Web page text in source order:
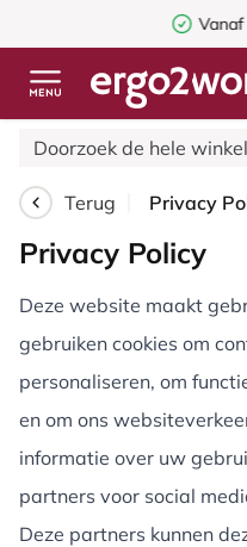
Vanaf €
Terug Privacy
Privacy Policy
Deze website maakt
gebruiken cookies om
personaliseren, om
en om ons
informatie over uw
partners voor social
Deze partners kunnen